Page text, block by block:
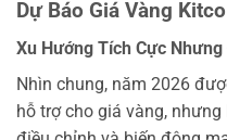
Dự Báo Giá Vàng
Xu Hướng Tích Cực
Nhìn chung, năm 2026
hỗ trợ cho giá vàng,